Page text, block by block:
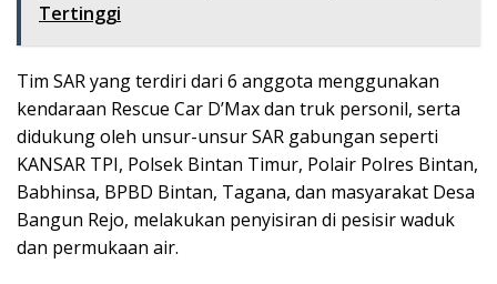
Tertinggi
Tim SAR yang terdiri dari 6 anggota menggunakan
kendaraan Rescue Car D’Max dan truk personil, serta
didukung oleh unsur-unsur SAR gabungan seperti
KANSAR TPI, Polsek Bintan Timur, Polair Polres Bintan,
Babhinsa, BPBD Bintan, Tagana, dan masyarakat Desa
Bangun Rejo, melakukan penyisiran di pesisir waduk
dan permukaan air.